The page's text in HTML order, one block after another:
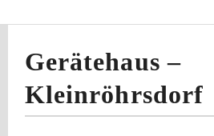
Gerätehaus –
Kleinröhrsdorf